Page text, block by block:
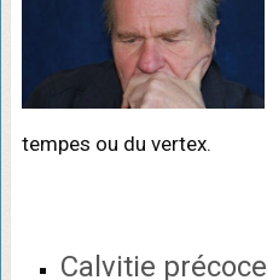
tempes ou du vertex.
Calvitie précoce